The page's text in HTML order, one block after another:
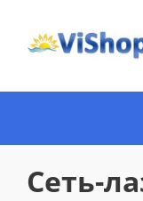
Сеть-